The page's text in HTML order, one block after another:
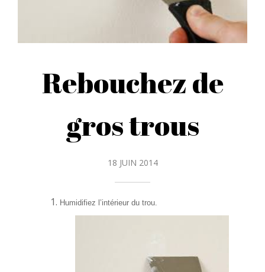
Rebouchez de
gros trous
18 JUIN 2014
Humidifiez l’intérieur du trou.